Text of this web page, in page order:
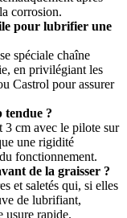
corrosion.
pour lubrifier une
spéciale chaîne
en privilégiant les
Castrol pour assurer
tendue ?
3 cm avec le pilote sur
une rigidité
fonctionnement.
de la graisser ?
et saletés qui, si elles
de lubrifiant,
usure rapide.